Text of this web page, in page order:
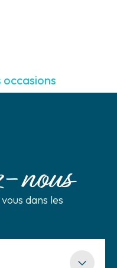
occasions
nous
dans les